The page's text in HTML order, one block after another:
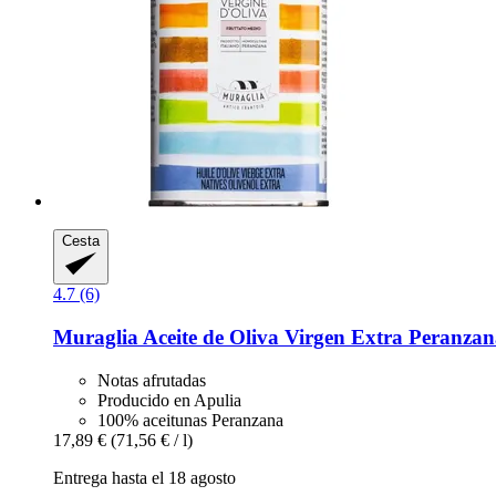
Cesta
4.7 (6)
Muraglia Aceite de Oliva Virgen Extra
Notas afrutadas
Producido en Apulia
100% aceitunas Peranzana
17,89 € (71,56 € / l)
Entrega hasta el 18 agosto